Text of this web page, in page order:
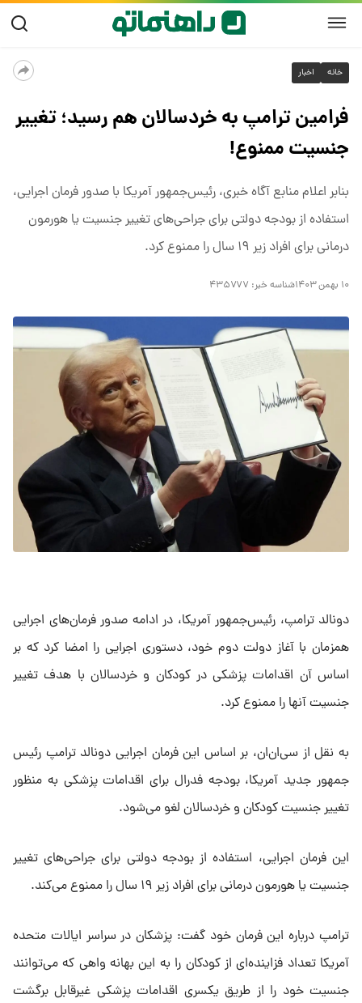
خانه اخبار
فرامین ترامپ به خردسالان هم رسید؛ تغییر
جنسیت ممنوع!
بنابر اعلام منابع آگاه خبری، رئیس‌جمهور آمریکا با صدور فرمان اجرایی،
استفاده از بودجه دولتی برای جراحی‌های تغییر جنسیت یا هورمون
درمانی برای افراد زیر ۱۹ سال را ممنوع کرد.
۱۰ بهمن ۱۴۰۳ شناسه خبر: ۴۳۵۷۷۷
دونالد ترامپ، رئیس‌جمهور آمریکا، در ادامه صدور فرمان‌های اجرایی
همزمان با آغاز دولت دوم خود، دستوری اجرایی را امضا کرد که بر
اساس آن اقدامات پزشکی در کودکان و خردسالان با هدف تغییر
جنسیت آنها را ممنوع کرد.
به نقل از سی‌ان‌ان، بر اساس این فرمان اجرایی دونالد ترامپ رئیس
جمهور جدید آمریکا، بودجه فدرال برای اقدامات پزشکی به منظور
تغییر جنسیت کودکان و خردسالان لغو می‌شود.
این فرمان اجرایی، استفاده از بودجه دولتی برای جراحی‌های تغییر
جنسیت یا هورمون درمانی برای افراد زیر ۱۹ سال را ممنوع می‌کند.
ترامپ درباره این فرمان خود گفت: پزشکان در سراسر ایالات متحده
آمریکا تعداد فزاینده‌ای از کودکان را به این بهانه واهی که می‌توانند
جنسیت خود را از طریق یکسری اقدامات پزشکی غیرقابل برگشت